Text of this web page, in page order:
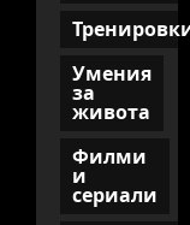
Умения
за
живота
Филми
и
сериали